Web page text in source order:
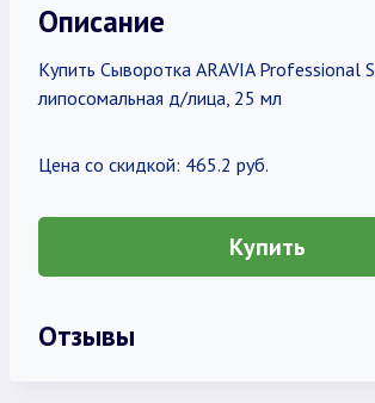
Описание
Купить Сыворотка ARAVIA Professional
липосомальная д/лица, 25 мл
Цена со скидкой: 465.2 руб.
Купить
Отзывы